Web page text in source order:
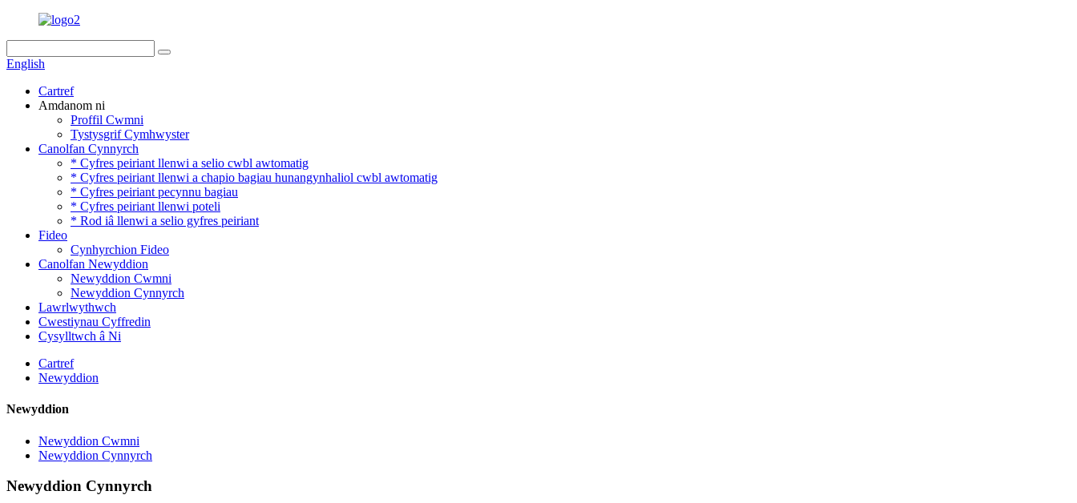
English
Cartref
Amdanom ni
Proffil Cwmni
Tystysgrif Cymhwyster
Canolfan Cynnyrch
* Cyfres peiriant llenwi a selio cwbl awtomatig
* Cyfres peiriant llenwi a chapio bagiau hunangynhaliol cwbl awtomatig
* Cyfres peiriant pecynnu bagiau
* Cyfres peiriant llenwi poteli
* Rod iâ llenwi a selio gyfres peiriant
Fideo
Cynhyrchion Fideo
Canolfan Newyddion
Newyddion Cwmni
Newyddion Cynnyrch
Lawrlwythwch
Cwestiynau Cyffredin
Cysylltwch â Ni
Cartref
Newyddion
Newyddion
Newyddion Cwmni
Newyddion Cynnyrch
Newyddion Cynnyrch